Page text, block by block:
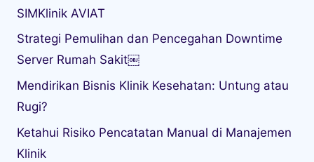
SIMKlinik AVIAT
Strategi Pemulihan dan Pencegahan Downtime
Server Rumah Sakit￼
Mendirikan Bisnis Klinik Kesehatan: Untung atau
Rugi?
Ketahui Risiko Pencatatan Manual di Manajemen
Klinik